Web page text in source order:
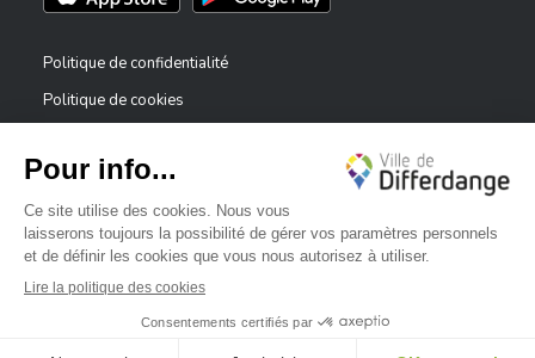
Politique de confidentialité
Politique de cookies
Déclaration d’accessibilité
Dispositif de signalement — lanceurs d’alerte
✕
Bonjour, comment puis-je vous aider ?